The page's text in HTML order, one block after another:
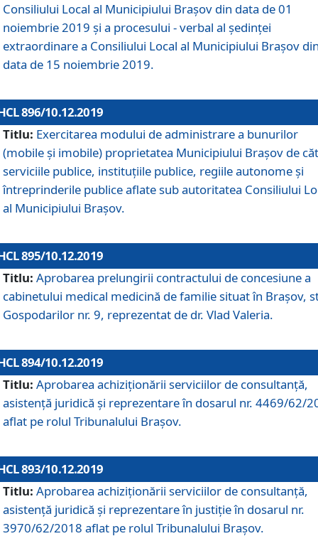
Consiliului Local al Municipiului Brașov din data de 01
noiembrie 2019 și a procesului - verbal al ședinței
extraordinare a Consiliului Local al Municipiului Brașov
data de 15 noiembrie 2019.
896/10.12.2019
Titlu: Exercitarea modului de administrare a bunurilor
(mobile și imobile) proprietatea Municipiului Brașov de
serviciile publice, instituțiile publice, regiile autonome și
întreprinderile publice aflate sub autoritatea Consiliului
al Municipiului Brașov.
895/10.12.2019
Titlu: Aprobarea prelungirii contractului de concesiune a
cabinetului medical medicină de familie situat în Braşov,
Gospodarilor nr. 9, reprezentat de dr. Vlad Valeria.
894/10.12.2019
Titlu: Aprobarea achiziţionării serviciilor de consultanţă,
asistenţă juridică şi reprezentare în dosarul nr. 4469/62/
aflat pe rolul Tribunalului Braşov.
893/10.12.2019
Titlu: Aprobarea achiziţionării serviciilor de consultanţă,
asistenţă juridică şi reprezentare în justiţie în dosarul nr.
3970/62/2018 aflat pe rolul Tribunalului Braşov.